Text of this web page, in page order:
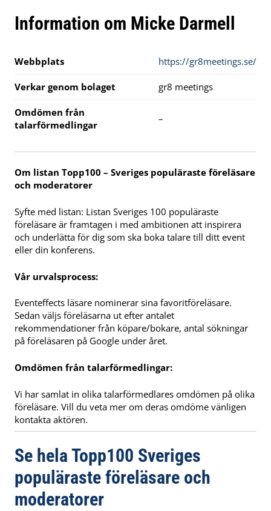
Information om Micke Darmell
Webbplats https://gr8meetings.se/
Verkar genom bolaget gr8 meetings
Omdömen från
talarförmedlingar
–
Om listan Topp100 – Sveriges populäraste föreläsare
och moderatorer
Syfte med listan: Listan Sveriges 100 populäraste
föreläsare är framtagen i med ambitionen att inspirera
och underlätta för dig som ska boka talare till ditt event
eller din konferens.
Vår urvalsprocess:
Eventeffects läsare nominerar sina favoritföreläsare.
Sedan väljs föreläsarna ut efter antalet
rekommendationer från köpare/bokare, antal sökningar
på föreläsaren på Google under året.
Omdömen från talarförmedlingar:
Vi har samlat in olika talarförmedlares omdömen på olika
föreläsare. Vill du veta mer om deras omdöme vänligen
kontakta aktören.
Se hela Topp100 Sveriges
populäraste föreläsare och
moderatorer